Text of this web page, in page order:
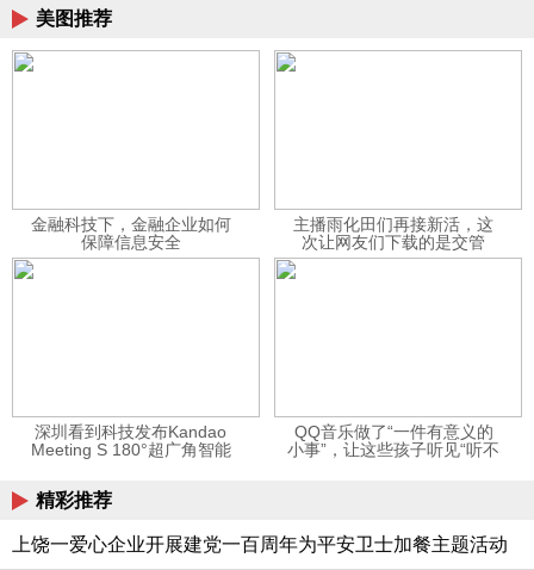
美图推荐
金融科技下，金融企业如何
保障信息安全
主播雨化田们再接新活，这
次让网友们下载的是交管
12123APP
深圳看到科技发布Kandao
Meeting S 180°超广角智能
QQ音乐做了“一件有意义的
小事”，让这些孩子听见“听不
精彩推荐
上饶一爱心企业开展建党一百周年为平安卫士加餐主题活动